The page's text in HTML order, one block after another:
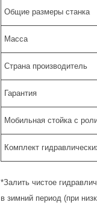
Общие размеры станка
Масса
Страна производитель
Гарантия
Мобильная стойка с
Комплект
*Залить чистое
в зимний период (при